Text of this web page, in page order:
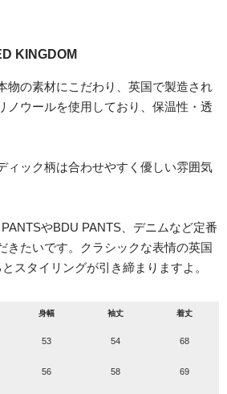
KINGDOM
物の素材にこだわり、英国で製造され
ノウールを使用しており、保温性・透
ィック柄は合わせやすく優しい雰囲気
やBDU PANTS、デニムなど定番
きたいです。クラシックな表情の英国
スタイリングが引き締まりますよ。
身幅 袖丈 着丈
53 54 68
56 58 69